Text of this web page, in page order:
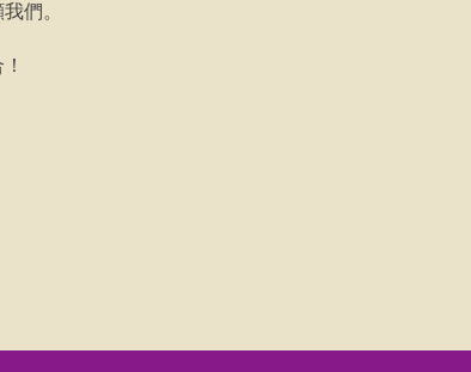
們。